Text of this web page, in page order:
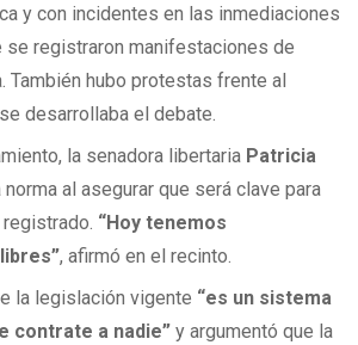
y con incidentes en las inmediaciones
se registraron manifestaciones de
También hubo protestas frente al
desarrollaba el debate.
la senadora libertaria Patricia
al asegurar que será clave para
“Hoy tenemos
, afirmó en el recinto.
la legislación vigente “es un sistema
contrate a nadie” y argumentó que la